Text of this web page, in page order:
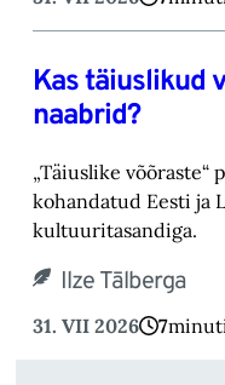
Kas täiuslikud
naabrid?
„Täiuslike võõraste“
kohandatud Eesti ja
kultuuritasandiga.
Ilze Tālberga
31. VII 2026 7